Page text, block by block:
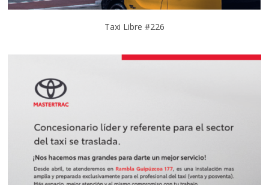
Taxi Libre #226